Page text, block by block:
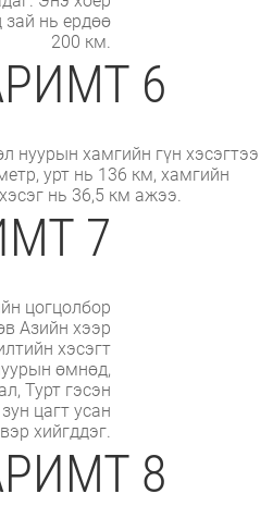
нь ердөө
200 км.
6
нуурын хамгийн гүн хэсэгтээ
урт нь 136 км, хамгийн
нь 36,5 км ажээ.
7
цогцолбор
Азийн хээр
хэсэгт
өмнөд,
Турт гэсэн
цагт усан
хийгддэг.
8